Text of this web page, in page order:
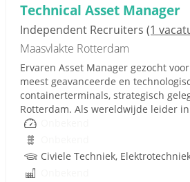
Technical Asset Manager
Independent Recruiters (1
Maasvlakte Rotterdam
Ervaren Asset Manager gezocht
meest geavanceerde en
containerterminals, strategisch
Rotterdam. Als wereldwijde leider